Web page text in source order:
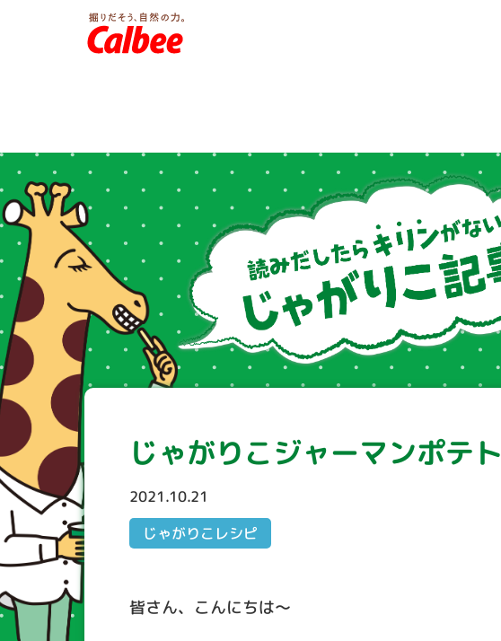
じゃがりこジャーマンポテ
2021.10.21
じゃがりこレシピ
皆さん、こんにちは～